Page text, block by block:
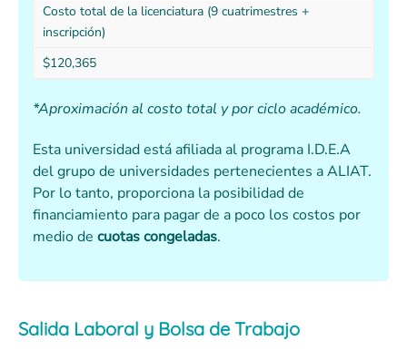
Costo total de la licenciatura (9 cuatrimestres +
inscripción)
$120,365
*Aproximación al costo total y por ciclo académico.
Esta universidad está afiliada al programa I.D.E.A
del grupo de universidades pertenecientes a ALIAT.
Por lo tanto, proporciona la posibilidad de
financiamiento para pagar de a poco los costos por
medio de cuotas congeladas.
Salida Laboral y Bolsa de Trabajo